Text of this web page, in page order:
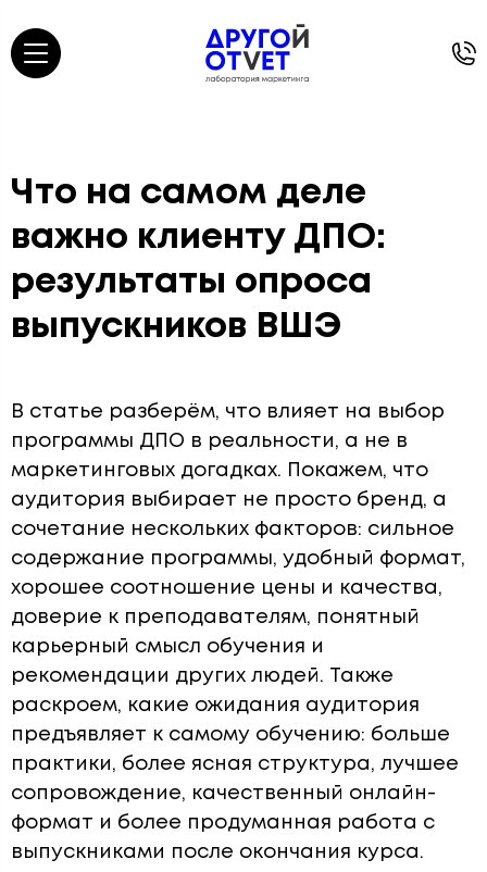
Что на самом деле
важно клиенту ДПО:
результаты опроса
выпускников ВШЭ
В статье разберём, что влияет на выбор
программы ДПО в реальности, а не в
маркетинговых догадках. Покажем, что
аудитория выбирает не просто бренд, а
сочетание нескольких факторов: сильное
содержание программы, удобный формат,
хорошее соотношение цены и качества,
доверие к преподавателям, понятный
карьерный смысл обучения и
рекомендации других людей. Также
раскроем, какие ожидания аудитория
предъявляет к самому обучению: больше
практики, более ясная структура, лучшее
сопровождение, качественный онлайн-
формат и более продуманная работа с
выпускниками после окончания курса.